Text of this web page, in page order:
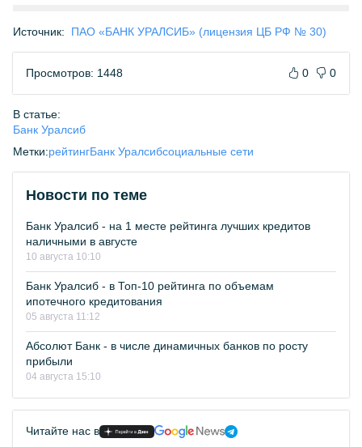
Источник: ПАО «БАНК УРАЛСИБ» (лицензия ЦБ РФ № 30)
Просмотров: 1448 0 0
В статье:
Банк Уралсиб
Метки:рейтингБанк Уралсибсоциальные сети
Новости по теме
Банк Уралсиб - на 1 месте рейтинга лучших кредитов
наличными в августе
10 августа 10:10
Банк Уралсиб - в Топ-10 рейтинга по объемам
ипотечного кредитования
05 августа 11:12
Абсолют Банк - в числе динамичных банков по росту
прибыли
04 августа 15:10
Читайте нас в